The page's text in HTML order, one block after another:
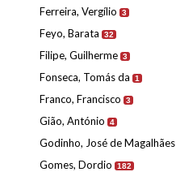
Ferreira, Vergílio 3
Feyo, Barata 32
Filipe, Guilherme 3
Fonseca, Tomás da 1
Franco, Francisco 3
Gião, António 4
Godinho, José de Magalhães
Gomes, Dordio 182